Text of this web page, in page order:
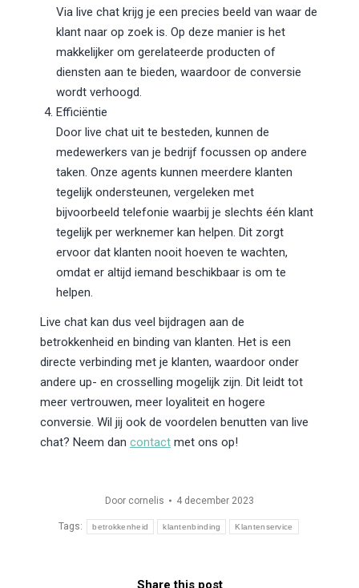
Via live chat krijg je een precies beeld van waar de
klant naar op zoek is. Op deze manier is het
makkelijker om gerelateerde producten of
diensten aan te bieden, waardoor de conversie
wordt verhoogd.
Efficiëntie
Door live chat uit te besteden, kunnen de
medewerkers van je bedrijf focussen op andere
taken. Onze agents kunnen meerdere klanten
tegelijk ondersteunen, vergeleken met
bijvoorbeeld telefonie waarbij je slechts één klant
tegelijk per werknemer kan helpen. Dit zorgt
ervoor dat klanten nooit hoeven te wachten,
omdat er altijd iemand beschikbaar is om te
helpen.
Live chat kan dus veel bijdragen aan de
betrokkenheid en binding van klanten. Het is een
directe verbinding met je klanten, waardoor onder
andere up- en crosselling mogelijk zijn. Dit leidt tot
meer vertrouwen, meer loyaliteit en hogere
conversie. Wil jij ook de voordelen benutten van live
chat? Neem dan contact met ons op!
Door cornelis 4 december 2023
Tags: betrokkenheid klantenbinding Klantenservice
Share this post